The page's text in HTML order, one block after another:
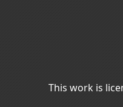
This work is